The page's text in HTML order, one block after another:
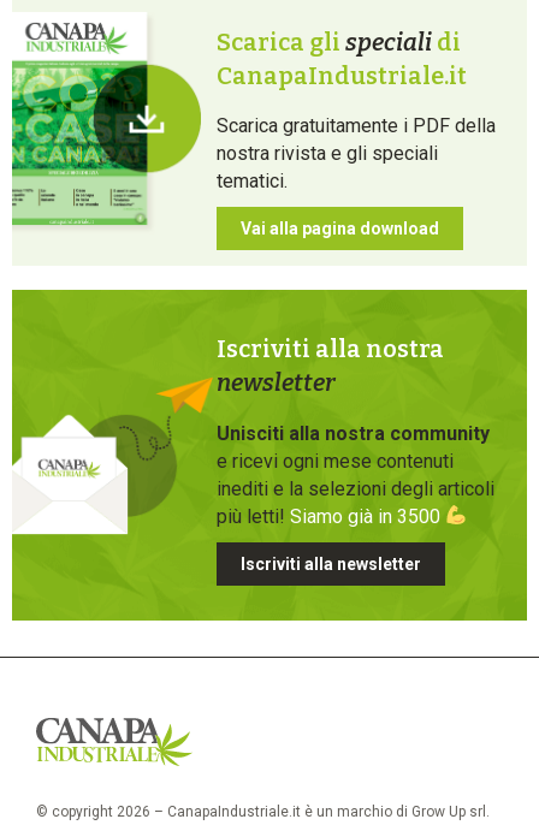
Scarica gli speciali di
CanapaIndustriale.it
Scarica gratuitamente i PDF della
nostra rivista e gli speciali
tematici.
Vai alla pagina download
Iscriviti alla nostra
newsletter
Unisciti alla nostra community
e ricevi ogni mese contenuti
inediti e la selezioni degli articoli
più letti! Siamo già in 3500
Iscriviti alla newsletter
© copyright 2026 – CanapaIndustriale.it è un marchio di Grow Up srl.